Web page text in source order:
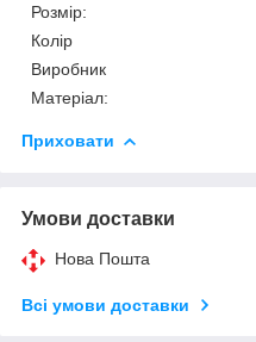
Розмір:
Колір
Виробник
Матеріал:
Приховати
Умови доставки
Нова Пошта
Всі умови доставки